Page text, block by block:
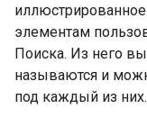
элементам
Поиска. Из него
называются и
под каждый из них.